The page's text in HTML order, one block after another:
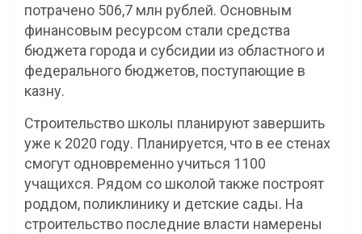
потрачено 506,7 млн рублей. Основным
финансовым ресурсом стали средства
бюджета города и субсидии из областного и
федерального бюджетов, поступающие в
казну.
Строительство школы планируют завершить
уже к 2020 году. Планируется, что в ее стенах
смогут одновременно учиться 1100
учащихся. Рядом со школой также построят
роддом, поликлинику и детские сады. На
строительство последние власти намерены